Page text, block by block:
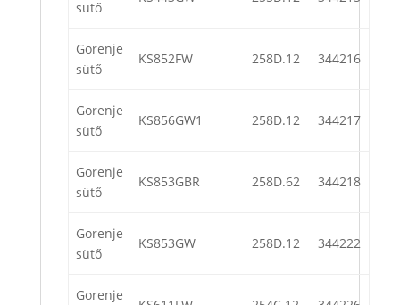
sütő
Gorenje
sütő
KS852FW 258D.12 344216
Gorenje
sütő
KS856GW1 258D.12 344217
Gorenje
sütő
KS853GBR 258D.62 344218
Gorenje
sütő
KS853GW 258D.12 344222
Gorenje